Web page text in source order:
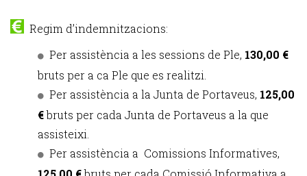
Regim d’indemnitzacions:
Per assistència a les sessions de Ple, 130,00 €
bruts per a ca Ple que es realitzi.
Per assistència a la Junta de Portaveus, 125,00
€bruts per cada Junta de Portaveus a la que
assisteixi.
Per assistència a Comissions Informatives,